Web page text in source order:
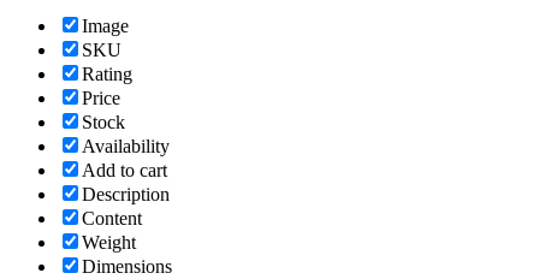
Image
SKU
Rating
Price
Stock
Availability
Add to cart
Description
Content
Weight
Dimensions